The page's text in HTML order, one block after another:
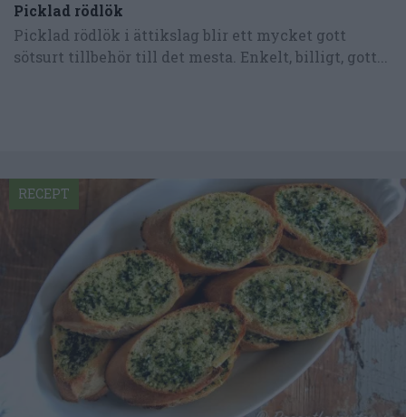
Picklad rödlök
Picklad rödlök i ättikslag blir ett mycket gott
sötsurt tillbehör till det mesta. Enkelt, billigt, gott...
RECEPT